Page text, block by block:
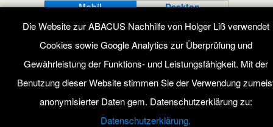
Mobil Desktop
Die Website zur ABACUS Nachhilfe von Holger Liß verwendet
Cookies sowie Google Analytics zur Überprüfung und
Gewährleistung der Funktions- und Leistungsfähigkeit. Mit der
Benutzung dieser Website stimmen Sie der Verwendung
anonymisierter Daten gem. Datenschutzerklärung zu:
Datenschutzerklärung.